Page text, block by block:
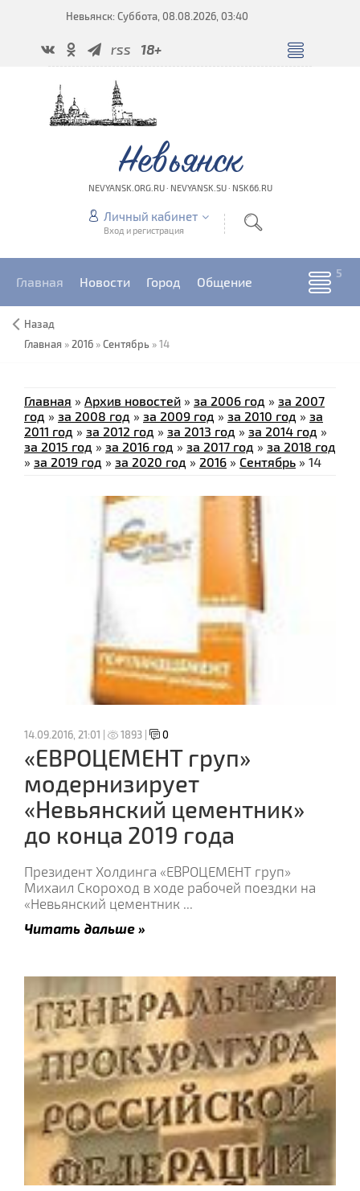
Невьянск: Суббота, 08.08.2026, 03:40
rss 18+
Невьянск
NEVYANSK.ORG.RU · NEVYANSK.SU · NSK66.RU
Личный кабинет
Вход и регистрация
Главная Новости Город Общение
Назад
Главная » 2016 »Сентябрь »14
Главная » Архив новостей » за 2006 год » за 2007
год » за 2008 год » за 2009 год » за 2010 год » за
2011 год » за 2012 год » за 2013 год » за 2014 год »
за 2015 год » за 2016 год » за 2017 год » за 2018 год
» за 2019 год » за 2020 год » 2016 » Сентябрь » 14
14.09.2016, 21:01 | 1893 | 0
«ЕВРОЦЕМЕНТ груп»
модернизирует
«Невьянский цементник»
до конца 2019 года
Президент Холдинга «ЕВРОЦЕМЕНТ груп»
Михаил Скороход в ходе рабочей поездки на
«Невьянский цементник ...
Читать дальше »